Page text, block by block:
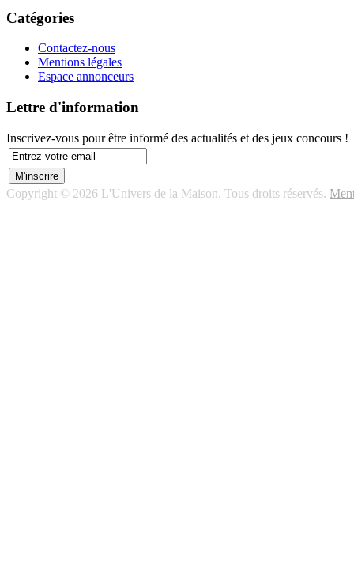
Catégories
Contactez-nous
Mentions légales
Espace annonceurs
Lettre d'information
Inscrivez-vous pour être informé des actualités et des jeux concours !
Copyright © 2026 L'Univers de la Maison. Tous droits réservés.